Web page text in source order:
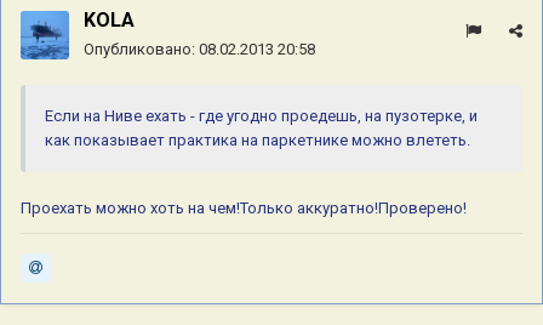
KOLA
Опубликовано: 08.02.2013 20:58
Если на Ниве ехать - где угодно проедешь, на пузотерке, и
как показывает практика на паркетнике можно влететь.
Проехать можно хоть на чем!Только аккуратно!Проверено!